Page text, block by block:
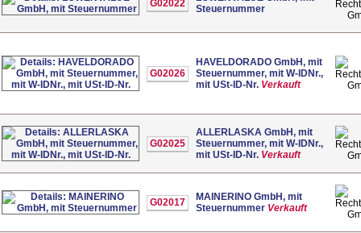
G02022
Steuernummer
G02026
HAVELDORADO GmbH, mit
Steuernummer, mit W-IDNr.,
mit USt-ID-Nr. Verkauft
G02025
ALLERLASKA GmbH, mit
Steuernummer, mit W-IDNr.,
mit USt-ID-Nr. Verkauft
G02017
MAINERINO GmbH, mit
Steuernummer Verkauft